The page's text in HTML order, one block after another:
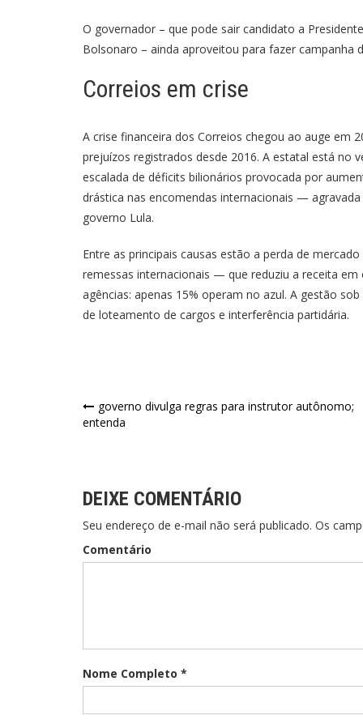
O governador – que pode sair candidato a
Bolsonaro – ainda aproveitou para fazer
Correios em crise
A crise financeira dos Correios chegou ao auge
prejuízos registrados desde 2016. A estatal está no
escalada de déficits bilionários provocada por
drástica nas encomendas internacionais —
governo Lula.
Entre as principais causas estão a perda de
remessas internacionais — que reduziu a receita
agências: apenas 15% operam no azul. A gestão
de loteamento de cargos e interferência partidária.
Navegação
governo divulga regras para instrutor autônomo;
entenda
DEIXE COMENTÁRIO
Seu endereço de e-mail não será publicado. Os
Comentário
Nome Completo *